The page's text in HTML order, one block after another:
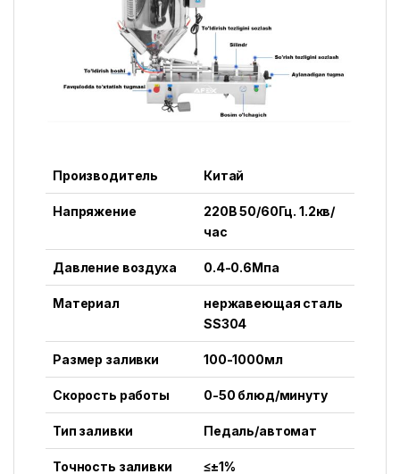
Производитель Китай
Напряжение
220В 50/60Гц. 1.2кв/
час
Давление воздуха 0.4-0.6Mпa
Материал
нержавеющая сталь
SS304
Размер заливки 100-1000мл
Скорость работы 0-50 блюд/минуту
Тип заливки Педаль/автомат
Точность заливки ≤±1%